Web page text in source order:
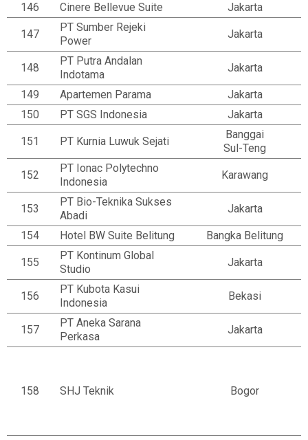
146
Cinere Bellevue Suite Jakarta
147
PT Sumber Rejeki
Power
Jakarta
148
PT Putra Andalan
Indotama
Jakarta
149 Apartemen Parama
Jakarta
150
PT SGS Indonesia Jakarta
151 PT Kurnia Luwuk Sejati
Banggai
Sul-Teng
152
PT Ionac Polytechno
Indonesia
Karawang
153
PT Bio-Teknika Sukses
Abadi
Jakarta
154 Hotel BW Suite Belitung Bangka Belitung
155
PT Kontinum Global
Studio
Jakarta
156
PT Kubota Kasui
Indonesia
Bekasi
157
PT Aneka Sarana
Perkasa
Jakarta
158 SHJ Teknik Bogor